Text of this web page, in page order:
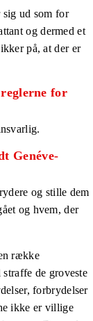
ud som for
og dermed et
på, at der er
for
Genéve-
og stille dem
og hvem, der
række
de groveste
forbrydelser
ikke er villige